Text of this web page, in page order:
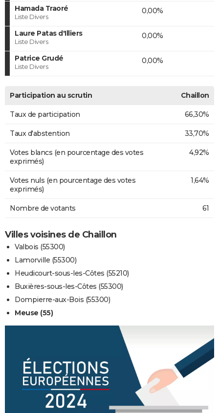
Hamada Traoré
Liste Divers
0,00%
Laure Patas d'Illiers
Liste Divers
0,00%
Patrice Grudé
Liste Divers
0,00%
Participation au scrutin Chaillon
Taux de participation 66,30%
Taux d'abstention 33,70%
Votes blancs (en pourcentage des votes
exprimés)
4,92%
Votes nuls (en pourcentage des votes
exprimés)
1,64%
Nombre de votants 61
Villes voisines de Chaillon
Valbois (55300)
Lamorville (55300)
Heudicourt-sous-les-Côtes (55210)
Buxières-sous-les-Côtes (55300)
Dompierre-aux-Bois (55300)
Meuse (55)